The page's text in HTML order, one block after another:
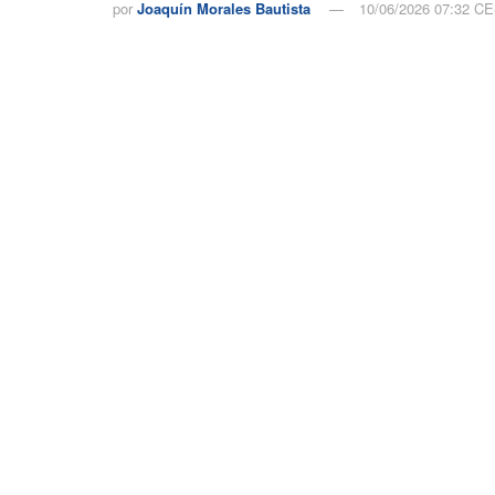
por Joaquín Morales Bautista 10/06/2026 07:32